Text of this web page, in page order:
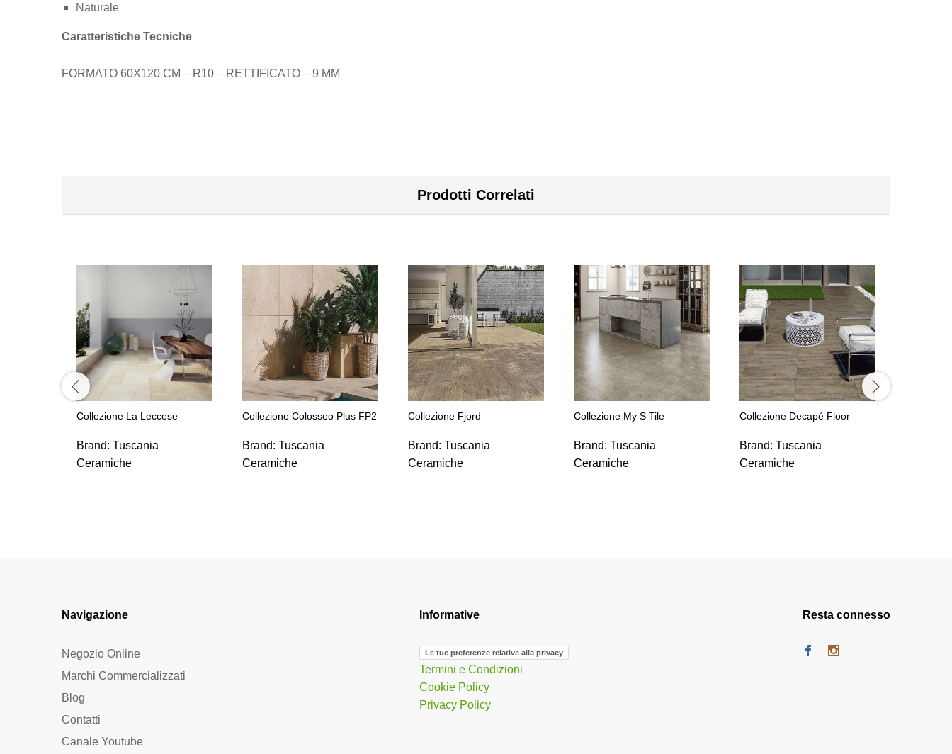
Naturale
Caratteristiche Tecniche
FORMATO 60X120 CM – R10 – RETTIFICATO – 9 MM
Prodotti Correlati
Collezione La Leccese
Brand: Tuscania
Ceramiche
Collezione Colosseo Plus FP2
Brand: Tuscania
Ceramiche
Collezione Fjord
Brand: Tuscania
Ceramiche
Collezione My S Tile
Brand: Tuscania
Ceramiche
Collezione Decapé Floor
Brand: Tuscania
Ceramiche
Navigazione
Negozio Online
Marchi Commercializzati
Blog
Contatti
Canale Youtube
Informative
Le tue preferenze relative alla privacy
Termini e Condizioni
Cookie Policy
Privacy Policy
Resta connesso